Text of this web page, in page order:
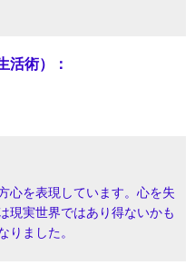
活術）：
心を表現しています。心を失
現実世界ではあり得ないかも
りました。